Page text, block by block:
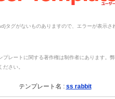
タグがないものありますので、エラーが表示
プレートに関する著作権は制作者にあります。
さい。
テンプレート名 : ss rabbit